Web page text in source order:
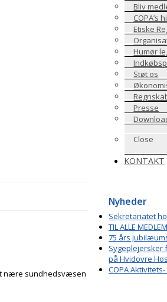
Bliv
COPA’s
Etiske
Humør
Støt os
Presse
Close
KONTAKT
nære sundhedsvæsen
Nyheder
Sekretariatet
TIL ALLE
75 års
Sygeplejersker
på Hvidovre
COPA